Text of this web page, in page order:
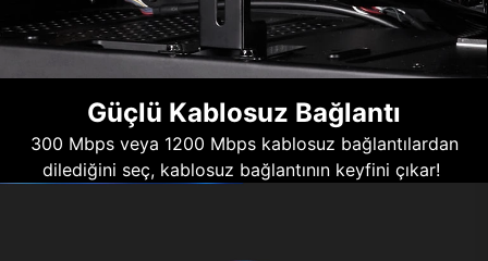
Güçlü Kablosuz Bağlantı
300 Mbps veya 1200 Mbps kablosuz bağlantılardan
dilediğini seç, kablosuz bağlantının keyfini çıkar!